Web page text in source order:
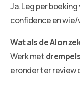
Ja. Leg per
confidence en wie/
Wat als de AI
Werk metdrempels
eronder ter review